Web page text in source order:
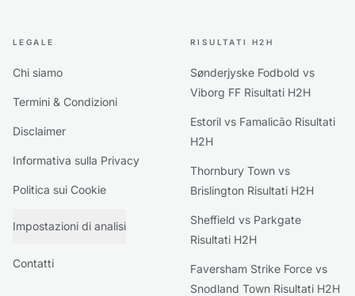
LEGALE
Chi siamo
Termini & Condizioni
Disclaimer
Informativa sulla Privacy
Politica sui Cookie
Impostazioni di analisi
Contatti
RISULTATI H2H
Sønderjyske Fodbold vs
Viborg FF Risultati H2H
Estoril vs Famalicão Risultati
H2H
Thornbury Town vs
Brislington Risultati H2H
Sheffield vs Parkgate
Risultati H2H
Faversham Strike Force vs
Snodland Town Risultati H2H